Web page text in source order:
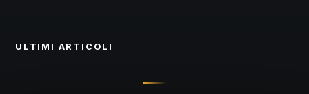
ULTIMI ARTICOLI